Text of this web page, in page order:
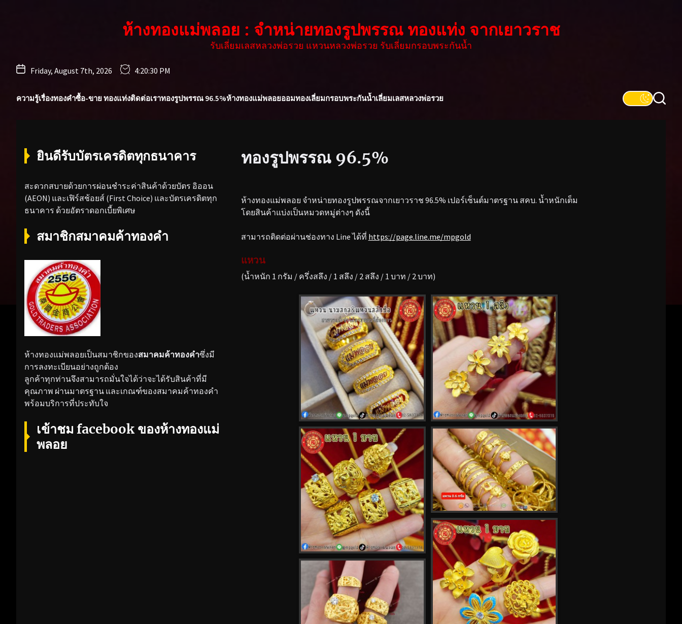
ห้างทองแม่พลอย : จำหน่ายทองรูปพรรณ ทองแท่ง จากเยาวราช
รับเลี่ยมเลสหลวงพ่อรวย แหวนหลวงพ่อรวย รับเลี่ยมกรอบพระกันน้ำ
Friday, August 7th, 2026 4:20:32 PM
ความรู้เรื่องทองคำซื้อ-ขาย ทองแท่งติดต่อเราทองรูปพรรณ 96.5%ห้างทองแม่พลอยออมทองเลี่ยมกรอบพระกันน้ำเลี่ยมเลสหลวงพ่อรวย
ทองรูปพรรณ 96.5%
ห้างทองแม่พลอย จำหน่ายทองรูปพรรณจากเยาวราช 96.5% เปอร์เซ็นต์มาตรฐาน สคบ. น้ำหนักเต็ม
โดยสินค้าแบ่งเป็นหมวดหมู่ต่างๆ ดังนี้
สามารถติดต่อผ่านช่องทาง Line ได้ที่ https://page.line.me/mpgold
แหวน
(น้ำหนัก 1 กรัม / ครึ่งสลึง / 1 สลึง / 2 สลึง / 1 บาท / 2 บาท)
ยินดีรับบัตรเครดิตทุกธนาคาร
สะดวกสบายด้วยการผ่อนชำระค่าสินค้าด้วยบัตร อิออน
(AEON) และเฟิร์สช้อยส์ (First Choice) และบัตรเครดิตทุก
ธนาคาร ด้วยอัตราดอกเบี้ยพิเศษ
สมาชิกสมาคมค้าทองคำ
ห้างทองแม่พลอยเป็นสมาชิกของสมาคมค้าทองคำซึ่งมี
การลงทะเบียนอย่างถูกต้อง
ลูกค้าทุกท่านจึงสามารถมั่นใจได้ว่าจะได้รับสินค้าที่มี
คุณภาพ ผ่านมาตรฐาน และเกณฑ์ของสมาคมค้าทองคำ
พร้อมบริการที่ประทับใจ
เข้าชม facebook ของห้างทองแม่
พลอย